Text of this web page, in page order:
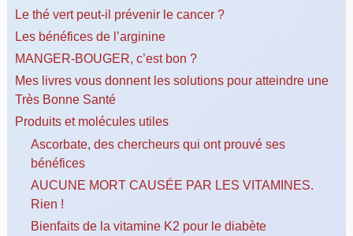
Le thé vert peut-il prévenir le cancer ?
Les bénéfices de l’arginine
MANGER-BOUGER, c’est bon ?
Mes livres vous donnent les solutions pour atteindre une
Très Bonne Santé
Produits et molécules utiles
Ascorbate, des chercheurs qui ont prouvé ses
bénéfices
AUCUNE MORT CAUSÉE PAR LES VITAMINES.
Rien !
Bienfaits de la vitamine K2 pour le diabète